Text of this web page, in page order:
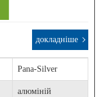
докладніше
Pana-Silver
алюміній